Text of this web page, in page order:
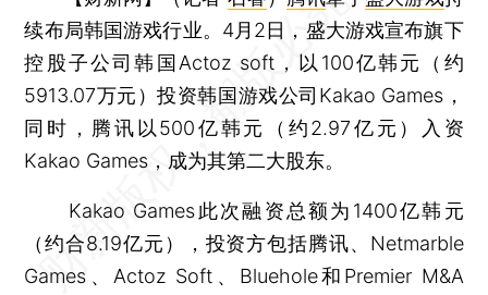
续布局韩国游戏行业。4月2日，盛大游戏宣布旗下
控股子公司韩国Actoz soft，以100亿韩元（约
5913.07万元）投资韩国游戏公司Kakao Games，
同时，腾讯以500亿韩元（约2.97亿元）入资
Kakao Games，成为其第二大股东。
Kakao Games此次融资总额为1400亿韩元
（约合8.19亿元），投资方包括腾讯、Netmarble
Games、Actoz Soft、Bluehole和Premier M&A